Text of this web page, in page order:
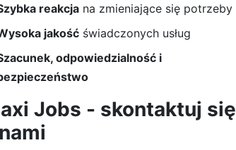
reakcja na zmieniające się potrzeby
jakość świadczonych usług
odpowiedzialność i
Jobs - skontaktuj się